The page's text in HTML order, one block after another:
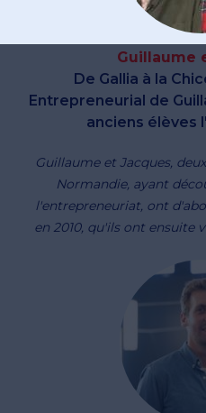
Guillaume
De Gallia à la
Entrepreneurial de
anciens élèves
Guillaume et Jacques,
Normandie, ayant
l'entrepreneuriat, ont
en 2010, qu'ils ont ensuite